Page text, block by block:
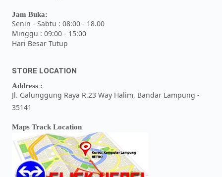
Jam Buka:
Senin - Sabtu : 08:00 - 18.00
Minggu : 09:00 - 15:00
Hari Besar Tutup
STORE LOCATION
Address :
Jl. Galunggung Raya R.23 Way Halim, Bandar Lampung -
35141
Maps Track Location